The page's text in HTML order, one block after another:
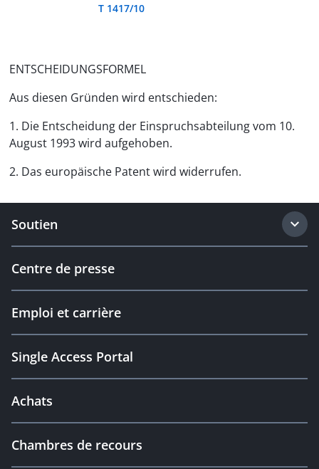
T 1417/10
ENTSCHEIDUNGSFORMEL
Aus diesen Gründen wird entschieden:
1. Die Entscheidung der Einspruchsabteilung vom 10.
August 1993 wird aufgehoben.
2. Das europäische Patent wird widerrufen.
Soutien
Centre de presse
Emploi et carrière
Single Access Portal
Achats
Chambres de recours